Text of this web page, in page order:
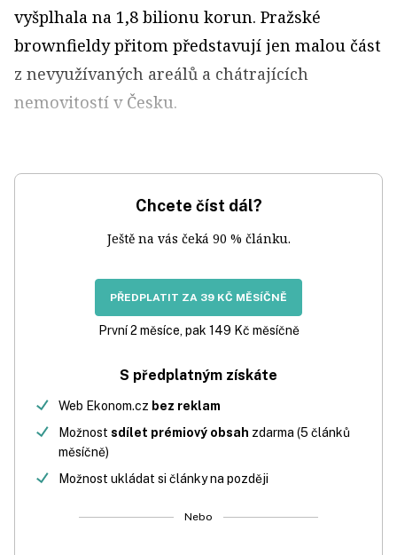
vyšplhala na 1,8 bilionu korun. Pražské
brownfieldy přitom představují jen malou část
z nevyužívaných areálů a chátrajících
nemovitostí v Česku.
Chcete číst dál?
Ještě na vás čeká 90 % článku.
PŘEDPLATIT ZA 39 KČ MĚSÍČNĚ
První 2 měsíce, pak 149 Kč měsíčně
S předplatným získáte
Web Ekonom.cz bez reklam
Možnost sdílet prémiový obsah zdarma (5 článků
měsíčně)
Možnost ukládat si články na později
Nebo